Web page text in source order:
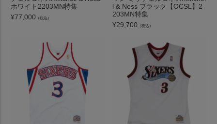
ホワイト2203MN特集
¥77,000 （税込）
l & Ness ブラック【OCSL】2
203MN特集
¥29,700 （税込）